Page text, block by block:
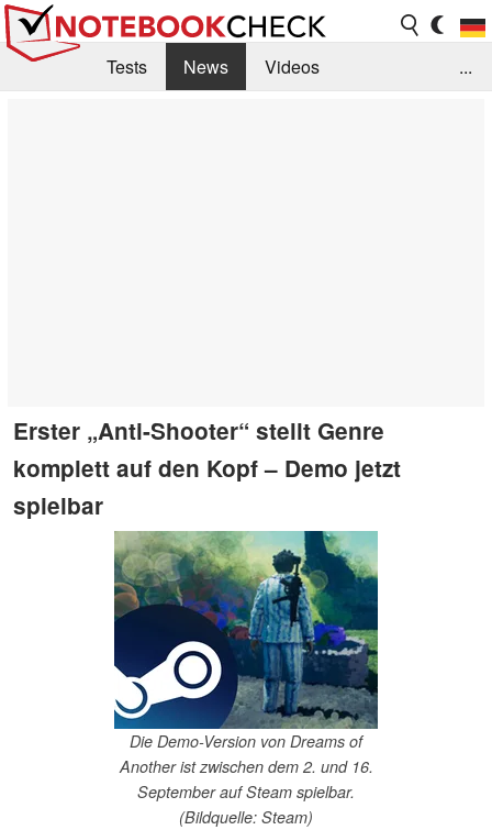
Tests News
Videos
...
Erster „Anti-Shooter“ stellt Genre
komplett auf den Kopf – Demo jetzt
spielbar
Die Demo-Version von Dreams of
Another ist zwischen dem 2. und 16.
September auf Steam spielbar.
(Bildquelle: Steam)